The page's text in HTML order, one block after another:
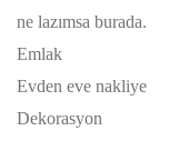
ne lazımsa burada.
Emlak
Evden eve nakliye
Dekorasyon